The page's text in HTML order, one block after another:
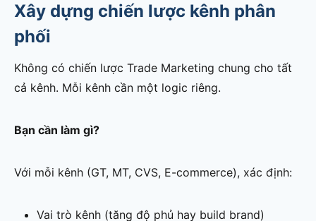
Xây dựng chiến lược kênh phân
phối
Không có chiến lược Trade Marketing chung cho tất
cả kênh. Mỗi kênh cần một logic riêng.
Bạn cần làm gì?
Với mỗi kênh (GT, MT, CVS, E-commerce), xác định:
Vai trò kênh (tăng độ phủ hay build brand)